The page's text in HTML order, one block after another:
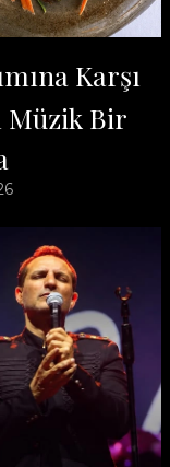
Karşı
Müzik Bir